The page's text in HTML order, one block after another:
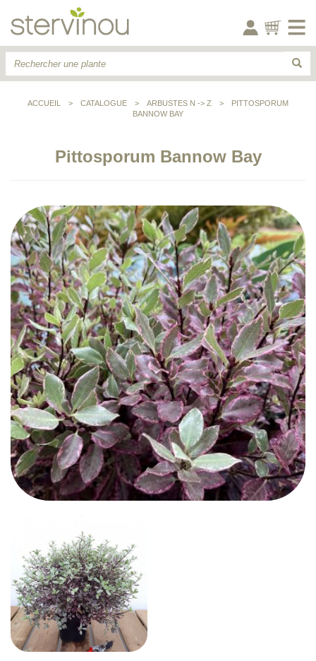
ACCUEIL > CATALOGUE > ARBUSTES N -> Z >
PITTOSPORUM
BANNOW BAY
Pittosporum Bannow Bay